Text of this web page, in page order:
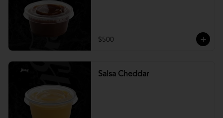
$500
Salsa Cheddar